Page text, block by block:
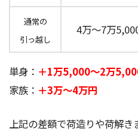
通常の
引っ越し
4万〜7万
単身： ＋1万5,000～2万
家族： ＋3万～4万円
上記の差額で荷造りや荷解き